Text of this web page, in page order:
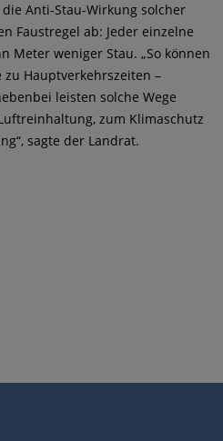
Anti-Stau-Wirkung solcher
Faustregel ab: Jeder einzelne
Meter weniger Stau. „So können
zu Hauptverkehrszeiten –
leisten solche Wege
zum Klimaschutz
sagte der Landrat.